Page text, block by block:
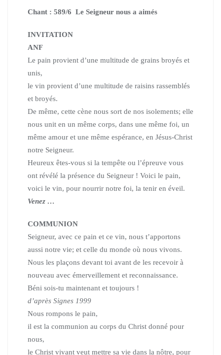
Chant : 589/6 Le Seigneur nous a aimés
INVITATION
ANF
Le pain provient d’une multitude de grains broyés et
unis,
le vin provient d’une multitude de raisins rassemblés
et broyés.
De même, cette cène nous sort de nos isolements; elle
nous unit en un même corps, dans une même foi, un
même amour et une même espérance, en Jésus-Christ
notre Seigneur.
Heureux êtes-vous si la tempête ou l’épreuve vous
ont révélé la présence du Seigneur ! Voici le pain,
voici le vin, pour nourrir notre foi, la tenir en éveil.
Venez …
COMMUNION
Seigneur, avec ce pain et ce vin, nous t’apportons
aussi notre vie; et celle du monde où nous vivons.
Nous les plaçons devant toi avant de les recevoir à
nouveau avec émerveillement et reconnaissance.
Béni sois-tu maintenant et toujours !
d’après Signes 1999
Nous rompons le pain,
il est la communion au corps du Christ donné pour
nous,
le Christ vivant veut mettre sa vie dans la nôtre, pour